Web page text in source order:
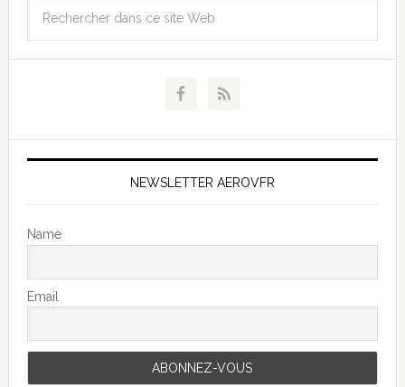
NEWSLETTER AEROVFR
Name
Email